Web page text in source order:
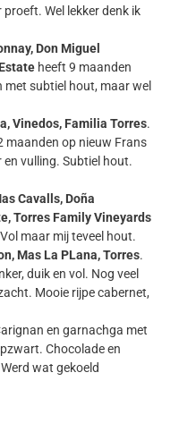
Wel lekker denk ik
Don Miguel
heeft 9 maanden
met subtiel hout, maar wel
Vinedos, Familia Torres.
maanden op nieuw Frans
vulling. Subtiel hout.
Cavalls, Doña
Torres Family Vineyards
maar mij teveel hout.
Mas La PLana, Torres.
duik en vol. Nog veel
Mooie rijpe cabernet,
en garnachga met
Chocolade en
wat gekoeld